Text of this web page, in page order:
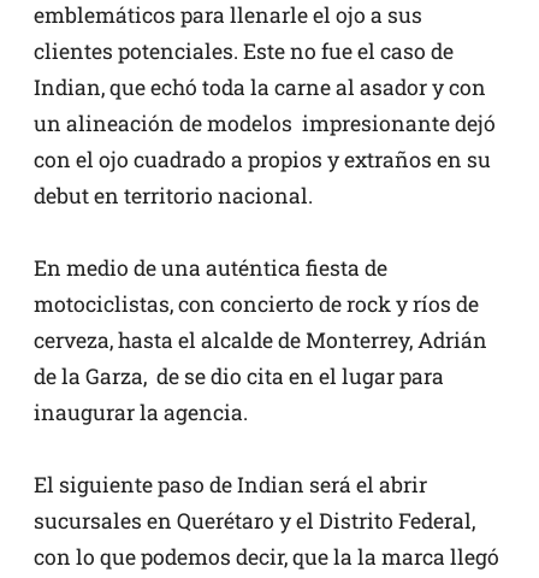
emblemáticos para llenarle el ojo a sus
clientes potenciales. Este no fue el caso de
Indian, que echó toda la carne al asador y con
un alineación de modelos impresionante dejó
con el ojo cuadrado a propios y extraños en su
debut en territorio nacional.
En medio de una auténtica fiesta de
motociclistas, con concierto de rock y ríos de
cerveza, hasta el alcalde de Monterrey, Adrián
de la Garza, de se dio cita en el lugar para
inaugurar la agencia.
El siguiente paso de Indian será el abrir
sucursales en Querétaro y el Distrito Federal,
con lo que podemos decir, que la la marca llegó